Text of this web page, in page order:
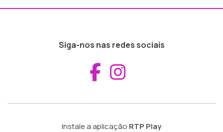
Siga-nos nas redes sociais
Aceder ao
Instale a aplicação RTP Play